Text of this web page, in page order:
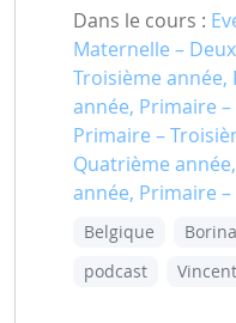
Dans le cours :
Maternelle –
Troisième
année, Primaire
Primaire –
Quatrième
année, Primaire
Belgique
podcast